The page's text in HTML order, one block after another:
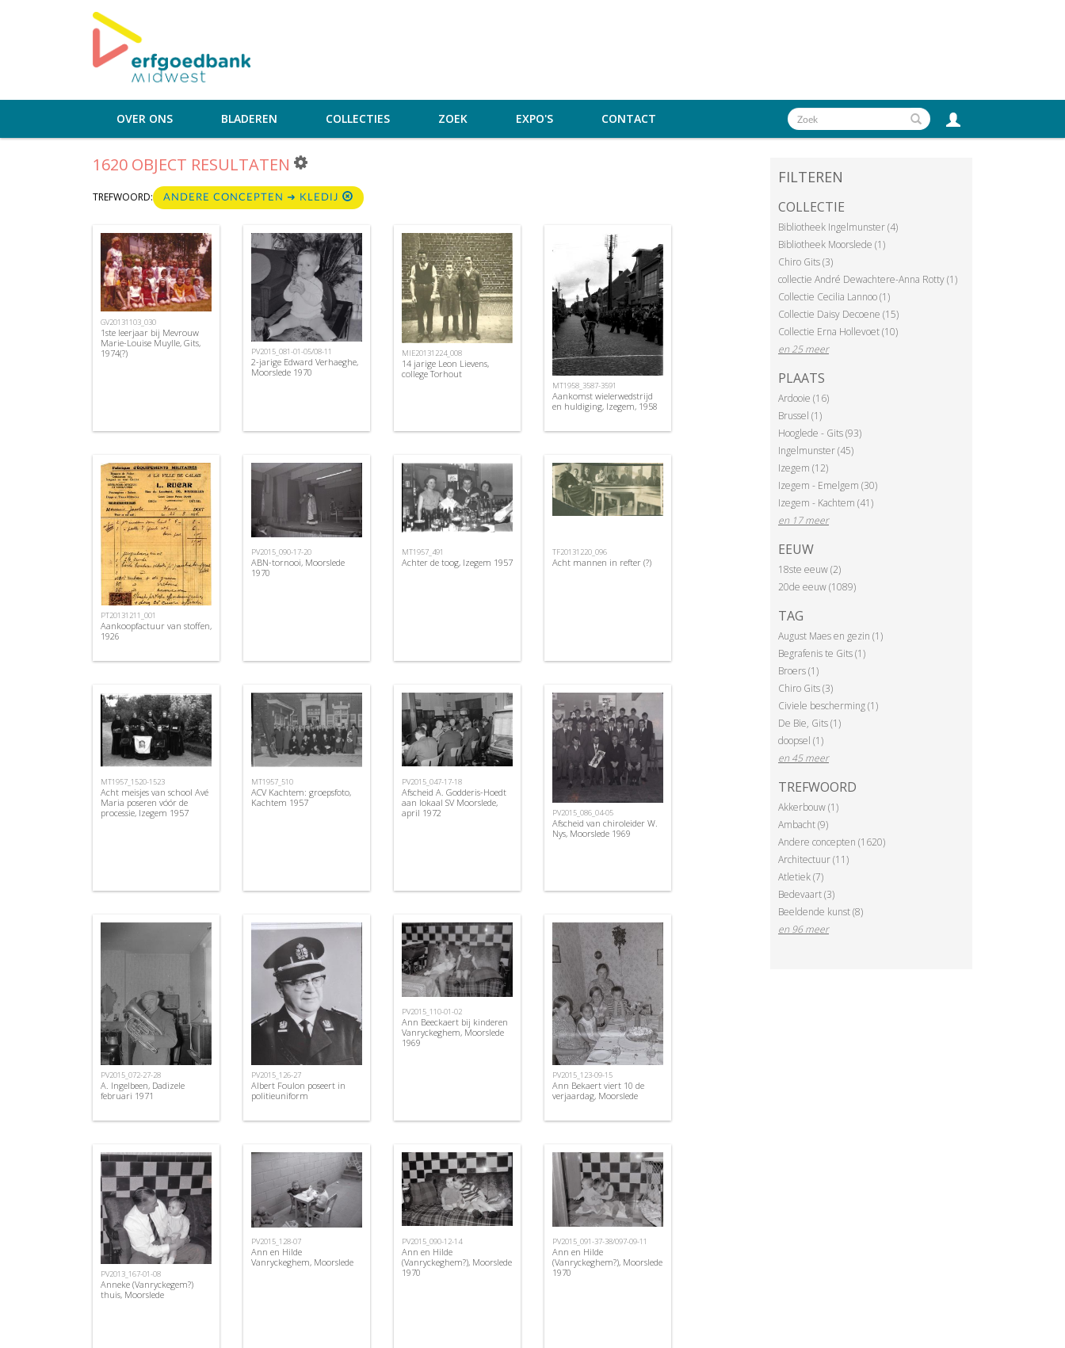
OVER ONS BLADEREN COLLECTIES ZOEK EXPO'S CONTACT
1620 OBJECT RESULTATEN
TREFWOORD: ANDERE CONCEPTEN ➜ KLEDIJ
GV20131103_030
1ste leerjaar bij Mevrouw
Marie-Louise Muylle, Gits,
1974(?)
PV2015_081-01-05/08-11
2-jarige Edward Verhaeghe,
Moorslede 1970
MIE20131224_008
14 jarige Leon Lievens,
college Torhout
MT1958_3587-3591
Aankomst wielerwedstrijd
en huldiging, Izegem, 1958
PT20131211_001
Aankoopfactuur van stoffen,
1926
PV2015_090-17-20
ABN-tornooi, Moorslede
1970
MT1957_491
Achter de toog, Izegem 1957
TF20131220_096
Acht mannen in refter (?)
MT1957_1520-1523
Acht meisjes van school Avé
Maria poseren vóór de
processie, Izegem 1957
MT1957_510
ACV Kachtem: groepsfoto,
Kachtem 1957
PV2015_047-17-18
Afscheid A. Godderis-Hoedt
aan lokaal SV Moorslede,
april 1972
PV2015_086_04-05
Afscheid van chiroleider W.
Nys, Moorslede 1969
PV2015_072-27-28
A. Ingelbeen, Dadizele
februari 1971
PV2015_126-27
Albert Foulon poseert in
politieuniform
PV2015_110-01-02
Ann Beeckaert bij kinderen
Vanryckeghem, Moorslede
1969
PV2015_123-09-15
Ann Bekaert viert 10 de
verjaardag, Moorslede
PV2013_167-01-08
Anneke (Vanryckegem?)
thuis, Moorslede
PV2015_128-07
Ann en Hilde
Vanryckeghem, Moorslede
PV2015_090-12-14
Ann en Hilde
(Vanryckeghem?), Moorslede
1970
PV2015_091-37-38/097-09-11
Ann en Hilde
(Vanryckeghem?), Moorslede
1970
FILTEREN
COLLECTIE
Bibliotheek Ingelmunster (4)
Bibliotheek Moorslede (1)
Chiro Gits (3)
collectie André Dewachtere-Anna Rotty (1)
Collectie Cecilia Lannoo (1)
Collectie Daisy Decoene (15)
Collectie Erna Hollevoet (10)
en 25 meer
PLAATS
Ardooie (16)
Brussel (1)
Hooglede - Gits (93)
Ingelmunster (45)
Izegem (12)
Izegem - Emelgem (30)
Izegem - Kachtem (41)
en 17 meer
EEUW
18ste eeuw (2)
20de eeuw (1089)
TAG
August Maes en gezin (1)
Begrafenis te Gits (1)
Broers (1)
Chiro Gits (3)
Civiele bescherming (1)
De Bie, Gits (1)
doopsel (1)
en 45 meer
TREFWOORD
Akkerbouw (1)
Ambacht (9)
Andere concepten (1620)
Architectuur (11)
Atletiek (7)
Bedevaart (3)
Beeldende kunst (8)
en 96 meer